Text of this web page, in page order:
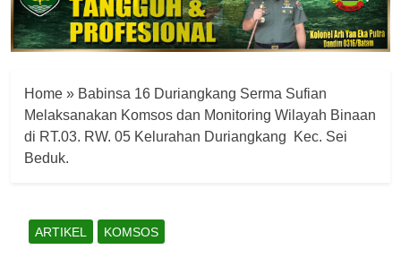
Home » Babinsa 16 Duriangkang Serma Sufian
Melaksanakan Komsos dan Monitoring Wilayah Binaan
di RT.03. RW. 05 Kelurahan Duriangkang Kec. Sei
Beduk.
ARTIKEL KOMSOS